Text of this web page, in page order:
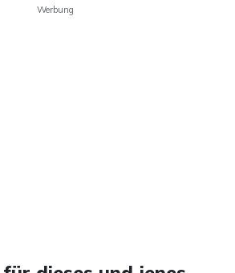
Werbung